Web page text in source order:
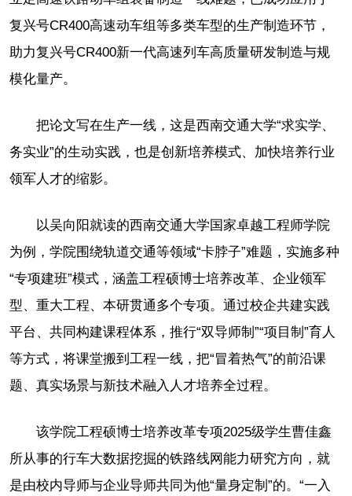
复兴号CR400高速动车组等多类车型的生产制造环节，
助力复兴号CR400新一代高速列车高质量研发制造与规
模化量产。
把论文写在生产一线，这是西南交通大学“求实学、
务实业”的生动实践，也是创新培养模式、加快培养行业
领军人才的缩影。
以吴向阳就读的西南交通大学国家卓越工程师学院
为例，学院围绕轨道交通等领域“卡脖子”难题，实施多种
“专项建班”模式，涵盖工程硕博士培养改革、企业领军
型、重大工程、本研贯通多个专项。通过校企共建实践
平台、共同构建课程体系，推行“双导师制”“项目制”育人
等方式，将课堂搬到工程一线，把“冒着热气”的前沿课
题、真实场景与新技术融入人才培养全过程。
该学院工程硕博士培养改革专项2025级学生曹佳鑫
所从事的行车大数据挖掘的铁路线网能力研究方向，就
是由校内导师与企业导师共同为他“量身定制”的。“一入